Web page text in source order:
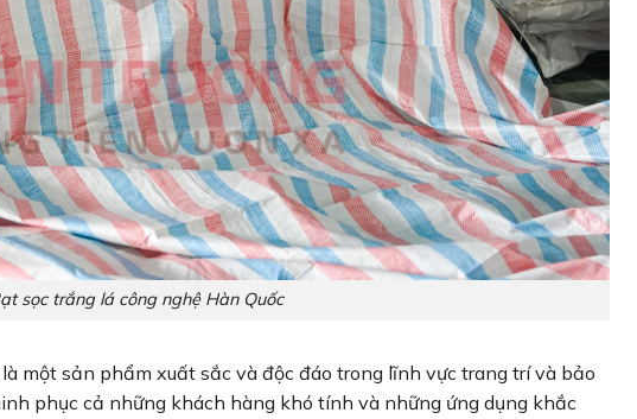
sọc trắng lá công nghệ Hàn Quốc
là một sản phẩm xuất sắc và độc đáo trong lĩnh vực trang trí và bảo
phục cả những khách hàng khó tính và những ứng dụng khắc